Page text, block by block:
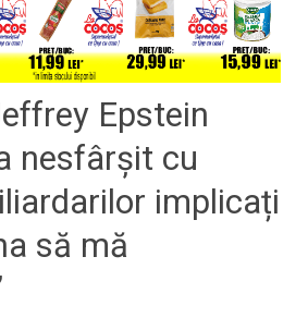
Epstein
nesfârșit cu
implicați
să mă